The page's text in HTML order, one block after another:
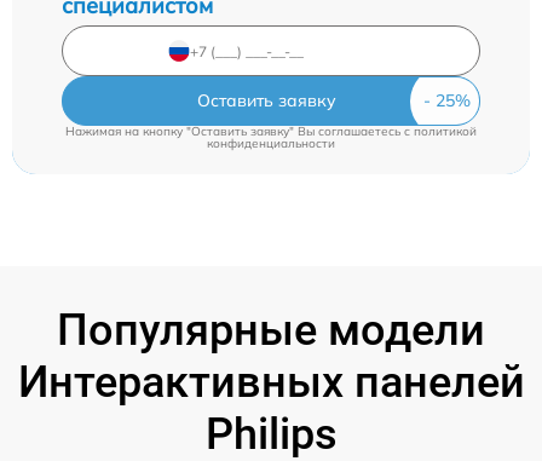
Оставить заявку
Нажимая на кнопку "Оставить заявку" Вы соглашаетесь c политикой
конфиденциальности
Популярные модели
Интерактивных панелей
Philips